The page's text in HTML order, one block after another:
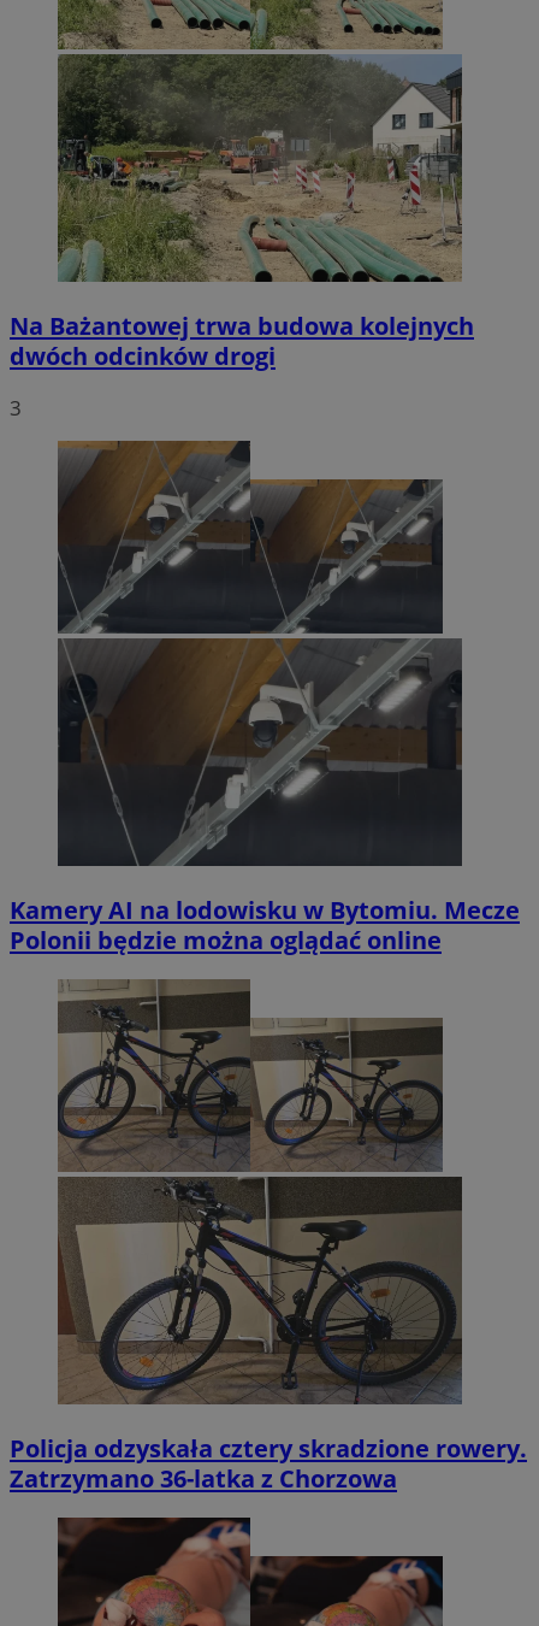
Na Bażantowej trwa budowa kolejnych
dwóch odcinków drogi
3
Kamery AI na lodowisku w Bytomiu. Mecze
Polonii będzie można oglądać online
Policja odzyskała cztery skradzione rowery.
Zatrzymano 36-latka z Chorzowa